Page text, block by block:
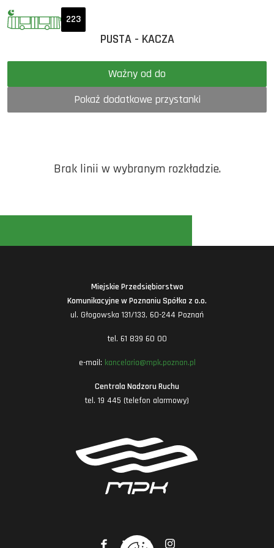
223
PUSTA - KACZA
Ważny od do
Pokaż dodatkowe przystanki
Brak linii w wybranym rozkładzie.
Miejskie Przedsiębiorstwo
Komunikacyjne w Poznaniu Spółka z o.o.
ul. Głogowska 131/133, 60-244 Poznań
tel. 61 839 60 00
e-mail: kancelaria@mpk.poznan.pl
Centrala Nadzoru Ruchu
tel. 19 445 (telefon alarmowy)